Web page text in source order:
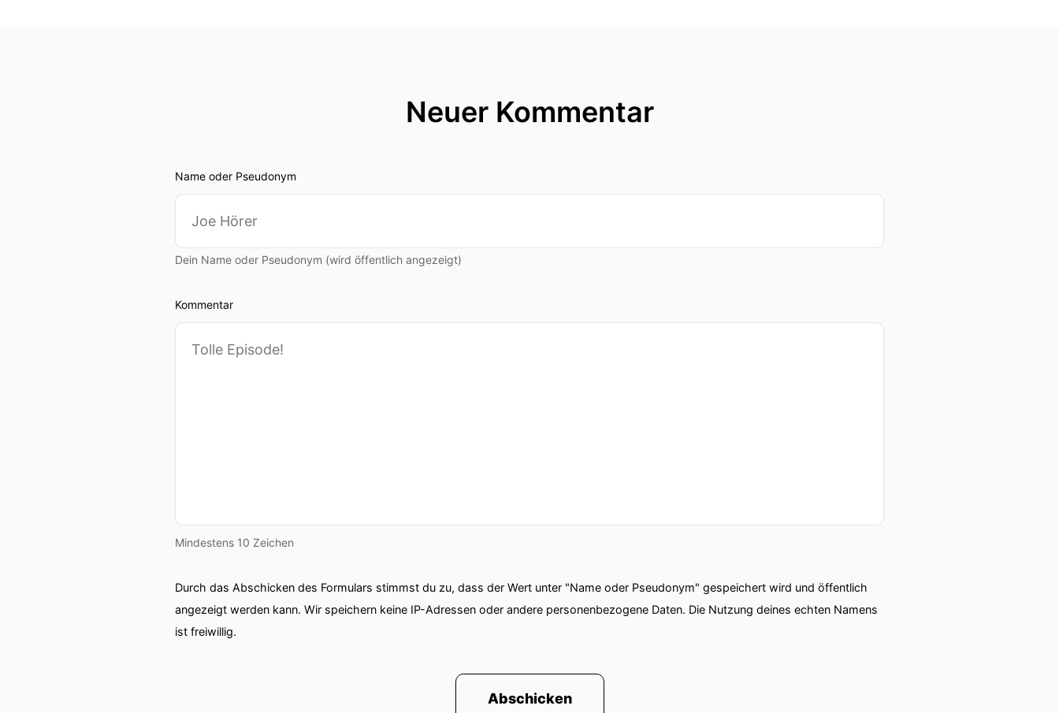
Neuer Kommentar
Name oder Pseudonym
Dein Name oder Pseudonym (wird öffentlich angezeigt)
Kommentar
Mindestens 10 Zeichen
Durch das Abschicken des Formulars stimmst du zu, dass der Wert unter "Name oder Pseudonym" gespeichert wird und öffentlich
angezeigt werden kann. Wir speichern keine IP-Adressen oder andere personenbezogene Daten. Die Nutzung deines echten Namens
ist freiwillig.
Abschicken